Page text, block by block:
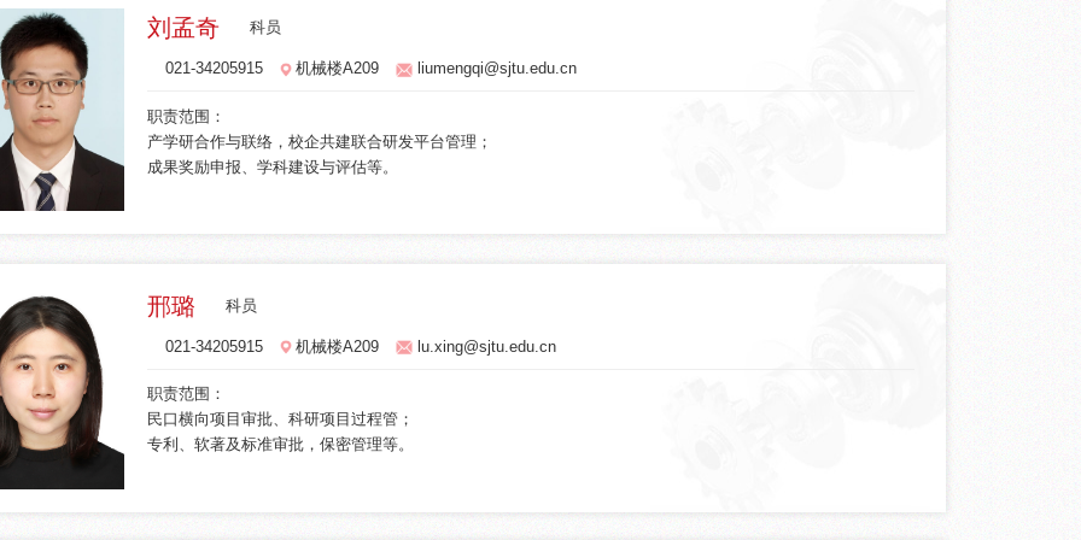
刘孟奇 科员
021-34205915 机械楼A209 liumengqi@sjtu.edu.cn
职责范围：
产学研合作与联络，校企共建联合研发平台管理；
成果奖励申报、学科建设与评估等。
邢璐 科员
021-34205915 机械楼A209 lu.xing@sjtu.edu.cn
职责范围：
民口横向项目审批、科研项目过程管；
专利、软著及标准审批，保密管理等。